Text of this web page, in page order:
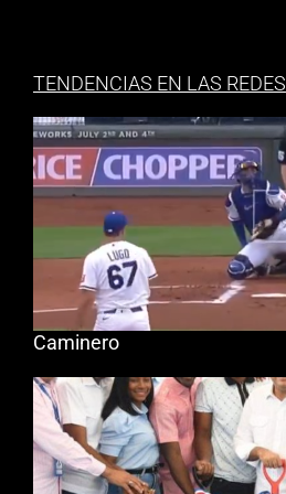
TENDENCIAS EN LAS REDES
Caminero